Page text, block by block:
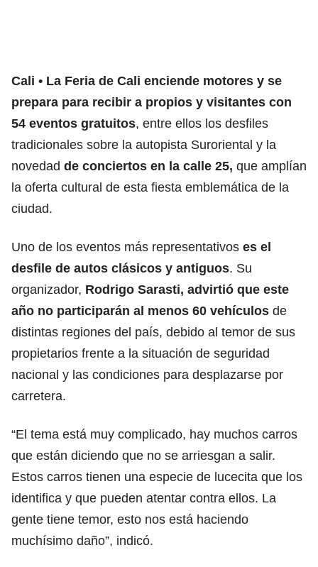
Cali
La Feria de Cali enciende motores y se
prepara para recibir a propios y visitantes con
54 eventos gratuitos, entre ellos los desfiles
tradicionales sobre la autopista Suroriental y la
novedad de conciertos en la calle 25, que amplían
la oferta cultural de esta fiesta emblemática de la
ciudad.
Uno de los eventos más representativos es el
desfile de autos clásicos y antiguos. Su
organizador, Rodrigo Sarasti, advirtió que este
año no participarán al menos 60 vehículos de
distintas regiones del país, debido al temor de sus
propietarios frente a la situación de seguridad
nacional y las condiciones para desplazarse por
carretera.
“El tema está muy complicado, hay muchos carros
que están diciendo que no se arriesgan a salir.
Estos carros tienen una especie de lucecita que los
identifica y que pueden atentar contra ellos. La
gente tiene temor, esto nos está haciendo
muchísimo daño”, indicó.